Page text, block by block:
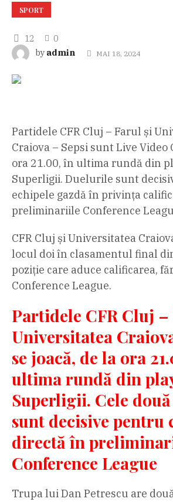
SPORT
12
0
by admin MAI 18, 2024
Partidele CFR Cluj – Farul și
Craiova – Sepsi sunt Live Video
ora 21.00, în ultima rundă din
Superligii. Duelurile sunt
echipele gazdă în privința
preliminariile Conference
CFR Cluj și Universitatea
locul doi în clasamentul final
poziție care aduce calificarea,
Conference League.
Partidele CFR Cluj
Universitatea
se joacă, de la ora
ultima rundă din
Superligii. Cele
sunt decisive pentru
directă în
Conference League
Trupa lui Dan Petrescu are